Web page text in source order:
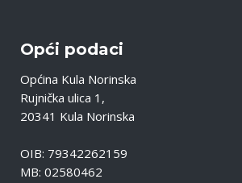
Opći podaci
Općina Kula Norinska
Rujnička ulica 1,
20341 Kula Norinska
OIB: 79342262159
MB: 02580462